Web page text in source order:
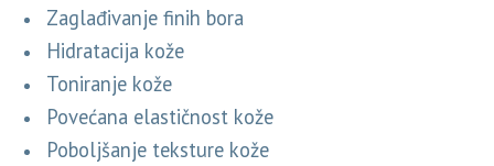
Zaglađivanje finih bora
Hidratacija kože
Toniranje kože
Povećana elastičnost kože
Poboljšanje teksture kože